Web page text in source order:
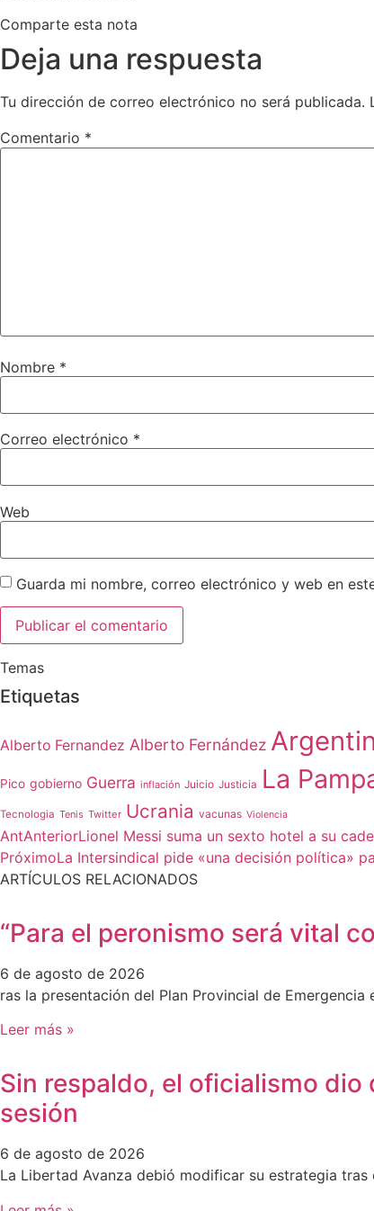
Comparte esta nota
Deja una respuesta
Tu dirección de correo electrónico no será publicada.
Comentario *
Nombre *
Correo electrónico *
Web
Guarda mi nombre, correo electrónico y web en
Temas
Etiquetas
Alberto Fernandez Alberto Fernández
Pico gobierno Guerra inflación Juicio Justicia La
Tecnologia Tenis Twitter Ucrania vacunas Violencia
AntAnteriorLionel Messi suma un sexto hotel a su
PróximoLa Intersindical pide «una decisión política»
ARTÍCULOS RELACIONADOS
“Para el peronismo será vital
6 de agosto de 2026
ras la presentación del Plan Provincial de
Leer más »
Sin respaldo, el oficialismo
sesión
6 de agosto de 2026
La Libertad Avanza debió modificar su estrategia